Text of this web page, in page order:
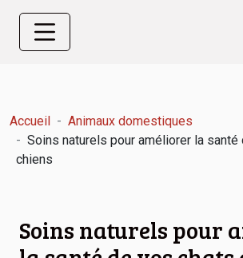
Accueil
Animaux domestiques
Soins naturels pour améliorer la
chiens
Soins naturels pour